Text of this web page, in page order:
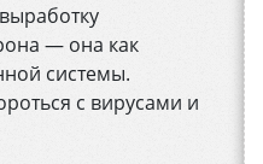
— она как
системы.
с вирусами и